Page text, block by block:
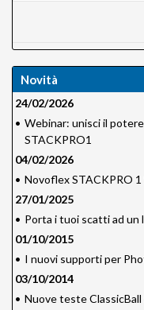
Novità
24/02/2026
• Webinar: unisci il
STACKPRO1
04/02/2026
• Novoflex STACKPRO
27/01/2025
• Porta i tuoi scatti ad un
01/10/2015
• I nuovi supporti per
03/10/2014
• Nuove teste ClassicBall